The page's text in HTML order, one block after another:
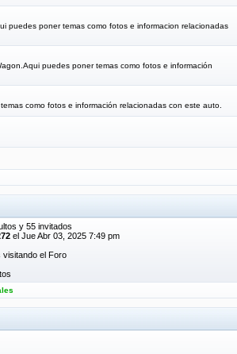
puedes poner temas como fotos e informacion relacionadas
puedes poner temas como fotos e información
como fotos e información relacionadas con este auto.
y 55 invitados
el Jue Abr 03, 2025 7:49 pm
el Foro